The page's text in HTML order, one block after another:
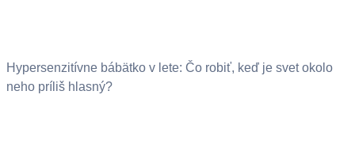
Hypersenzitívne bábätko v lete: Čo robiť, keď je svet okolo
neho príliš hlasný?